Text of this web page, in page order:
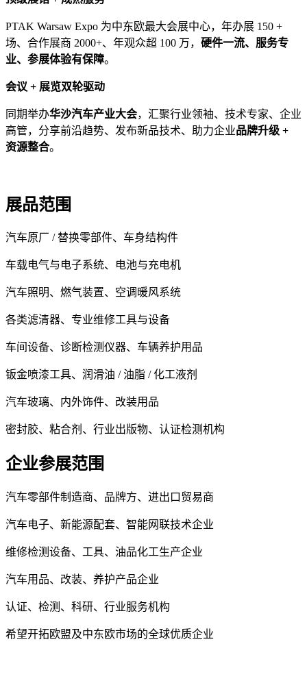
PTAK Warsaw Expo 为中东欧最大会展中心，年办展 150 +
场、合作展商 2000+、年观众超 100 万， 硬件一流、服务专
业、参展体验有保障。
会议 + 展览双轮驱动
同期举办华沙汽车产业大会，汇聚行业领袖、技术专家、企业
高管，分享前沿趋势、发布新品技术、助力企业品牌升级 +
资源整合。
展品范围
汽车原厂 / 替换零部件、车身结构件
车载电气与电子系统、电池与充电机
汽车照明、燃气装置、空调暖风系统
各类滤清器、专业维修工具与设备
车间设备、诊断检测仪器、车辆养护用品
钣金喷漆工具、润滑油 / 油脂 / 化工液剂
汽车玻璃、内外饰件、改装用品
密封胶、粘合剂、行业出版物、认证检测机构
企业参展范围
汽车零部件制造商、品牌方、进出口贸易商
汽车电子、新能源配套、智能网联技术企业
维修检测设备、工具、油品化工生产企业
汽车用品、改装、养护产品企业
认证、检测、科研、行业服务机构
希望开拓欧盟及中东欧市场的全球优质企业